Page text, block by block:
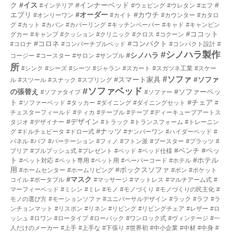
ク #イス #インテリア #インナーベッド #ウェピング #ウレタン #エフ #
エブリ #オンリーワン #オーダー #カイト #カウチ #カウンター #カタロ
グ #カット #カバン #カバーリング #キッチンペーパー #キャド #キャンピン
グカー #キャンプ #クッション #クリニック #クロス #コクーン #ココット
#コロナ #コロネ #コンバーチブルベッド #コンパクト #コンパクト設計 #
コージー #コースター #サロン #サンプル #シノハラ #シノハラ製作
所 #シンク #シーズ #シーツ #ジャラン #スカート #スガツネ工業 #スケー
ル #スツール #スナック #スプリング #スマート家具 #ソファ #ソファ
の張替え #ソファタイプ #ソファベッド #ソファー #ソファーベッ
ト #ソファーベッド #タッカー #ダイニング #ダイニングセット #チェア #
チェスターフィールド #ティカ #テーブル #テープ #ディーキューブアートス
タジオ #デザイナー #デザイン #トラック #トランスフォーム #トレーニン
グ #ドルチェビータ #ドロー式 #ナッツ #ナンバーワン #ハイダーベッド #
パネル #パフ #パーテーション #フィノ #フトン派 #ブースター #プラッツ #
プリア #プルプッシュ式 #プレゼント #ベッド #ベッド仕様 #ベンチ #ペッ
ト #ペット対応 #ペット専用 #ペット用 #ペーパーコード #ホテル #ホテル
用 #ホームセンター #ホームリビング #ボックスソファ #ボン #ポケット
コイル #ポータブル #マスク #マッサージ #マットレス #マルチアーム式 #
マーフィーベッド #ミシン #ミレ #モノ #モノづくり #モノづくりの民主化 #
モノの選び方 #モーションソファ #ユニバーサルデザイン #ラック #ラフ #ラ
ンチョンマット #リスボン #リネン #リビング #リビングチェア #レザー #ロ
ッシュ #ロワン #ロータイプ #ローバック #ワンロック式 #ヴィンテージ #一
人だけのメーカー #上手 #上手な #下張り #世界初 #中小企業 #中材 #中身 #